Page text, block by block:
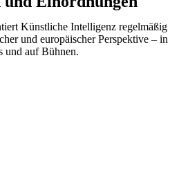
Künstliche Intelligenz regelmäßig
und europäischer Perspektive – in
und auf Bühnen.